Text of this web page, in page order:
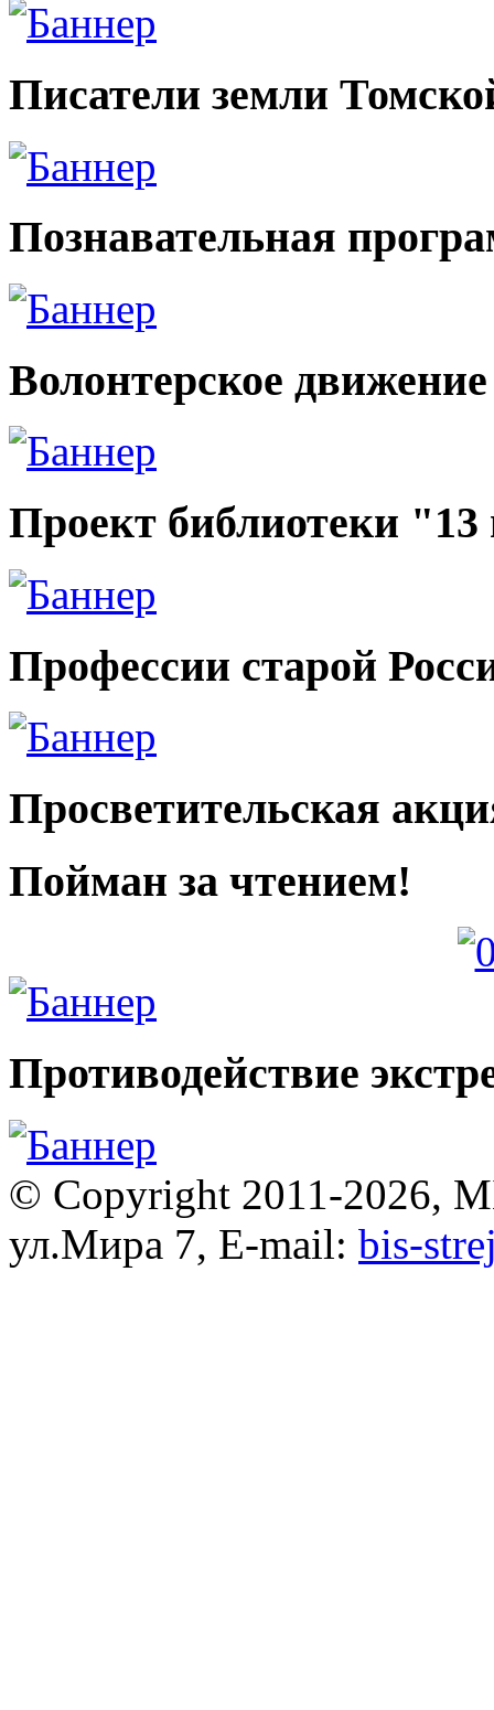
Писатели земли
Познавательная
Волонтерское движение
Проект библиотеки
Профессии старой
Просветительская
Пойман за чтением!
Противодействие
© Copyright 2011-2026,
ул.Мира 7, E-mail: bis-